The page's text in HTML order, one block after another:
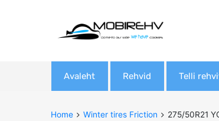
Avaleht Rehvid Telli
Home Winter tires Friction 275/50R21